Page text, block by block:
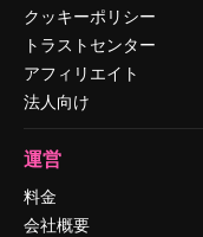
クッキーポリシー
トラストセンター
アフィリエイト
法人向け
運営
料金
会社概要